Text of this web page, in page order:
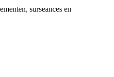
surseances en